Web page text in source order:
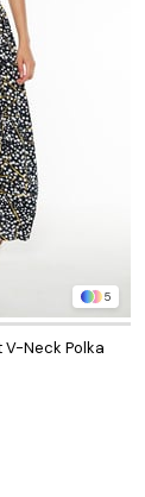
5
Neck Polka